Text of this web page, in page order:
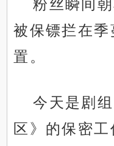
粉丝瞬间
被保镖拦在季
置。
今天是剧
区》的保密